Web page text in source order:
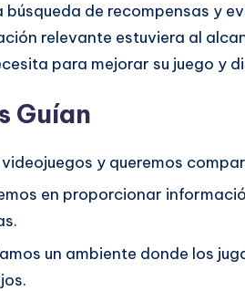
búsqueda de recompensas y
relevante estuviera al
para mejorar su juego y
Guían
y queremos
en proporcionar
un ambiente donde los